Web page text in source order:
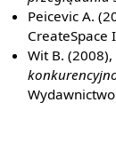
Peicevic A.
CreateSpace
Wit B. (2008),